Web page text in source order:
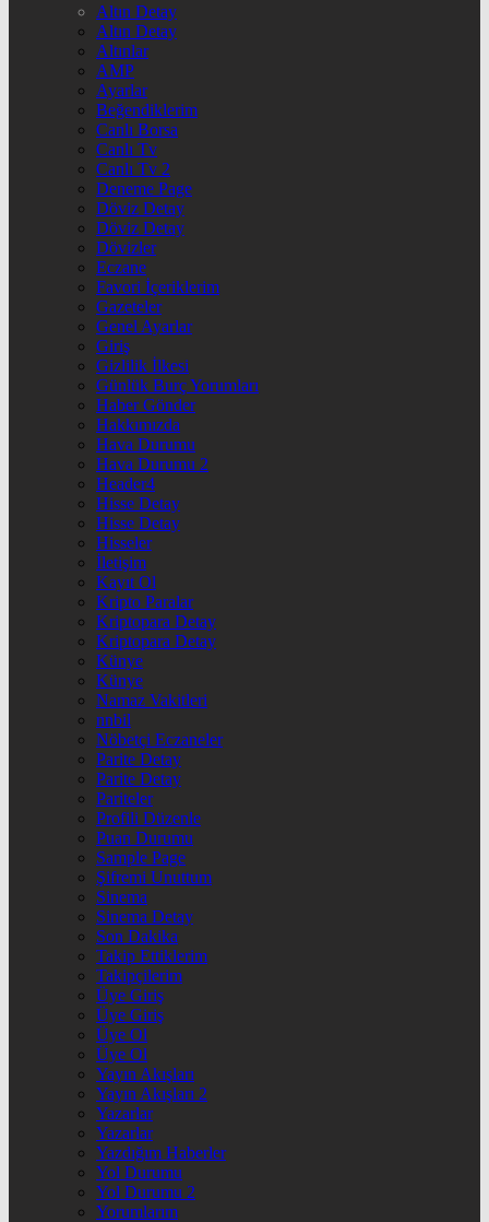
Altın Detay
Altın Detay
Altınlar
AMP
Ayarlar
Beğendiklerim
Canlı Borsa
Canlı Tv
Canlı Tv 2
Deneme Page
Döviz Detay
Döviz Detay
Dövizler
Eczane
Favori İçeriklerim
Gazeteler
Genel Ayarlar
Giriş
Gizlilik İlkesi
Günlük Burç Yorumları
Haber Gönder
Hakkımızda
Hava Durumu
Hava Durumu 2
Header4
Hisse Detay
Hisse Detay
Hisseler
İletişim
Kayıt Ol
Kripto Paralar
Kriptopara Detay
Kriptopara Detay
Künye
Künye
Namaz Vakitleri
nnbil
Nöbetçi Eczaneler
Parite Detay
Parite Detay
Pariteler
Profili Düzenle
Puan Durumu
Sample Page
Şifremi Unuttum
Sinema
Sinema Detay
Son Dakika
Takip Ettiklerim
Takipçilerim
Üye Giriş
Üye Giriş
Üye Ol
Üye Ol
Yayın Akışları
Yayın Akışları 2
Yazarlar
Yazarlar
Yazdığım Haberler
Yol Durumu
Yol Durumu 2
Yorumlarım